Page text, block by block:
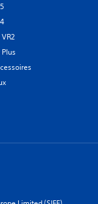
VR2
Plus